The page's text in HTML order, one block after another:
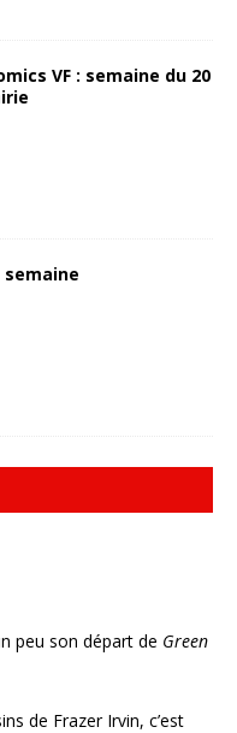
VF : semaine du 20
semaine
peu son départ de Green
de Frazer Irvin, c’est